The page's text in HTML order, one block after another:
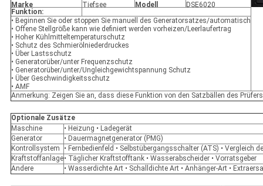
Marke Tiefsee Modell
DSE6020
Funktion:
• Beginnen Sie oder stoppen Sie manuell des Generatorsatzes/automatisch
• Offene Stellgröße kann wie definiert werden vorheizen/Leerlaufertrag
• Hoher Kühlmitteltemperaturschutz
• Schutz des Schmierölniederdruckes
• Über Lastsschutz
• Generatorüber/unter Frequenzschutz
• Generatorüber/unter/Ungleichgewichtspannung Schutz
• Über Geschwindigkeitsschutz
• AMF
Anmerkung: Zeigen Sie an, dass diese Funktion von den Satzbällen des
Optionale Zusätze
Maschine
• Heizung • Ladegerät
Generator
• Dauermagnetgenerator (PMG)
Kontrollsystem
• Fernbedienfeld • Selbstübergangsschalter (ATS) • Vergleich
Kraftstoffanlage• Täglicher Kraftstofftank • Wasserabscheider • Vorratsgeber
Andere
• Wasserdichte Art • Schalldichte Art • Anhänger-Art •